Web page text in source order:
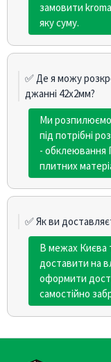
замовити
яку суму.
✅ Де я можу
джанні 42х2мм?
Ми розпилюємо
під потрібні
- обклеювання
плитних
✅ Як ви
В межах Києва
доставити на
оформити
самостійно